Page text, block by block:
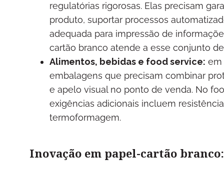
regulatórias rigorosas. Elas precisam
produto, suportar processos
adequada para impressão de
cartão branco atende a esse conjunto
Alimentos, bebidas e food service: em
embalagens que precisam combinar
e apelo visual no ponto de venda. No
exigências adicionais incluem
termoformagem.
Inovação em papel-cartão